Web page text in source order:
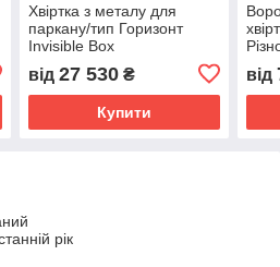
Хвіртка з металу для
паркану/тип Горизонт
Invisible Box
від 27 530₴
Купити
від
рік